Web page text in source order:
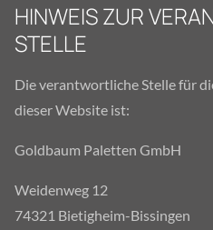
HINWEIS ZUR
STELLE
Die verantwortliche Stelle für
dieser Website ist:
Goldbaum Paletten GmbH
Weidenweg 12
74321 Bietigheim-Bissingen